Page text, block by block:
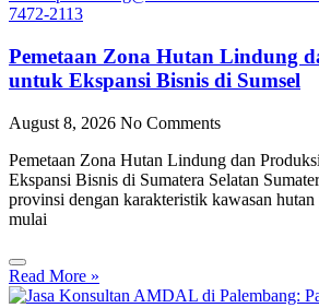
Pemetaan Zona Hutan Lindung
untuk Ekspansi Bisnis di Sumsel
August 8, 2026 No Comments
Pemetaan Zona Hutan Lindung dan
Ekspansi Bisnis di Sumatera Selatan
provinsi dengan karakteristik kawasan hutan
mulai
Read More »